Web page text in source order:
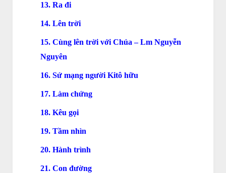
13. Ra đi
14. Lên trời
15. Cùng lên trời với Chúa – Lm Nguyễn
Nguyên
16. Sứ mạng người Kitô hữu
17. Làm chứng
18. Kêu gọi
19. Tầm nhìn
20. Hành trình
21. Con đường